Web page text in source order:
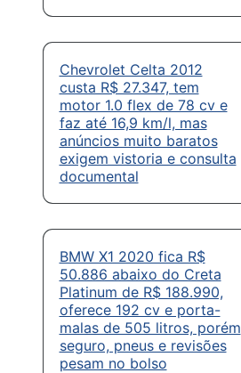
Chevrolet Celta 2012
custa R$ 27.347, tem
motor 1.0 flex de 78 cv e
faz até 16,9 km/l, mas
anúncios muito baratos
exigem vistoria e consulta
documental
BMW X1 2020 fica R$
50.886 abaixo do Creta
Platinum de R$ 188.990,
oferece 192 cv e porta-
malas de 505 litros, porém
seguro, pneus e revisões
pesam no bolso